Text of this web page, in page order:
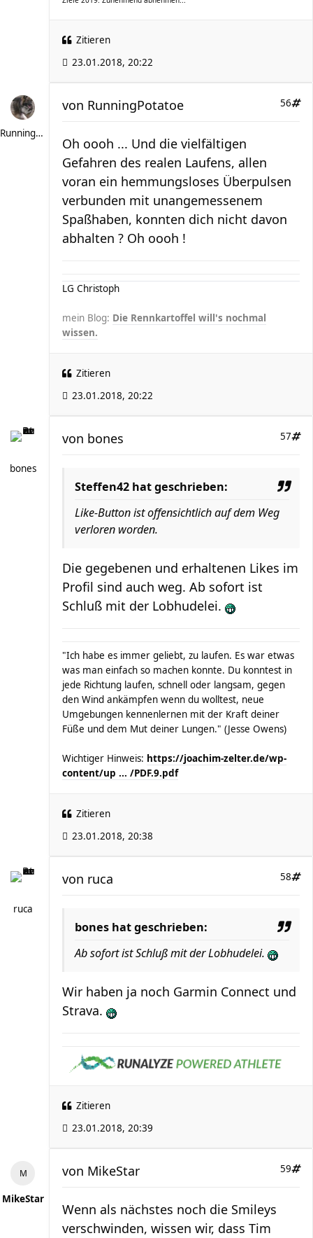
Zitieren
23.01.2018, 20:22
RunningPotatoe
56
von RunningPotatoe
Oh oooh ... Und die vielfältigen
Gefahren des realen Laufens, allen
voran ein hemmungsloses Überpulsen
verbunden mit unangemessenem
Spaßhaben, konnten dich nicht davon
abhalten ? Oh oooh !
LG Christoph
mein Blog: Die Rennkartoffel will's nochmal
wissen.
Zitieren
23.01.2018, 20:22
bones
57
von bones
Steffen42 hat geschrieben:
Like-Button ist offensichtlich auf dem Weg
verloren worden.
Die gegebenen und erhaltenen Likes im
Profil sind auch weg. Ab sofort ist
Schluß mit der Lobhudelei.
"Ich habe es immer geliebt, zu laufen. Es war etwas
was man einfach so machen konnte. Du konntest in
jede Richtung laufen, schnell oder langsam, gegen
den Wind ankämpfen wenn du wolltest, neue
Umgebungen kennenlernen mit der Kraft deiner
Füße und dem Mut deiner Lungen." (Jesse Owens)
Wichtiger Hinweis: https://joachim-zelter.de/wp-
content/up ... /PDF.9.pdf
Zitieren
23.01.2018, 20:38
ruca
58
von ruca
bones hat geschrieben:
Ab sofort ist Schluß mit der Lobhudelei.
Wir haben ja noch Garmin Connect und
Strava.
Zitieren
23.01.2018, 20:39
MikeStar
59
von MikeStar
Wenn als nächstes noch die Smileys
verschwinden, wissen wir, dass Tim